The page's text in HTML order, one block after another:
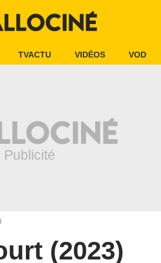
TVACTU VIDÉOS VOD
(2023)